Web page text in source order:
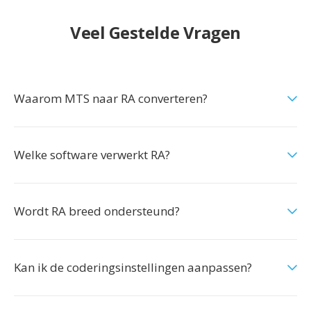
Veel Gestelde Vragen
Waarom MTS naar RA converteren?
Welke software verwerkt RA?
Wordt RA breed ondersteund?
Kan ik de coderingsinstellingen aanpassen?